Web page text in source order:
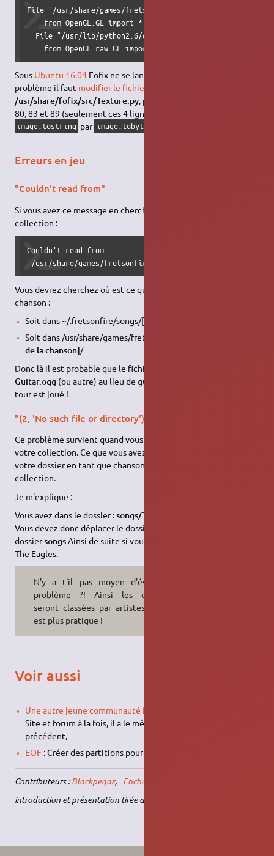
File "/usr/share/games/fretsonfire/game/GameEngine.py",
    from OpenGL.GL import *
File "/usr/lib/python2.6/dist-packages/OpenGL/GL/
    from OpenGL.raw.GL import *
Sous Ubuntu 16.04 Fofix ne se lance pas. Pour corriger le
problème il faut modifier le fichier
/usr/share/fofix/src/Texture.py , pour y corriger les lignes 77,
80, 83 et 89 (seulement ces 4 lignes) en remplacant
image.tostring par image.tobytes
Erreurs en jeu
"Couldn't read from"
Si vous avez ce message en cherchant une chanson dans votre
collection :
Couldn't read from
'/usr/share/games/fretsonfire/date/songs/[dossier de la
Vous devrez cherchez où est ce que vous avez mis votre
chanson :
Soit dans ~/.fretsonfire/songs/[dossier de la chanson]
Soit dans /usr/share/games/fretsonfire/date/songs/
de la chanson]/
Donc là il est probable que le fichier en question a pour nom
Guitar.ogg (ou autre) au lieu de guitar.ogg. Renommez le, et le
tour est joué !
"(2, 'No such file or directory')"
Ce problème survient quand vous entrez dans un dossier de
votre collection. Ce que vous avez à faire c'est de déplacer
votre dossier en tant que chansons directement dans votre
collection.
Je m'explique :
Vous avez dans le dossier :songs/The Eagles/Hotel California/
Vous devez donc déplacer le dossier
dossiersongsAinsi de suite si vous avez plusieurs chansons de
The Eagles.
N'y a t'il pas moyen d'éviter ce
problème ?! Ainsi les chansons
seront classées par artistes, ce qui
est plus pratique !
Voir aussi
Une autre jeune communauté francophone de Frets On Fire
Site et forum à la fois, il a le même objectif que le site
précédent,
EOF : Créer des partitions pour FoF.
Contributeurs :Blackpegaz, _Enchained
introduction et présentation tirée de